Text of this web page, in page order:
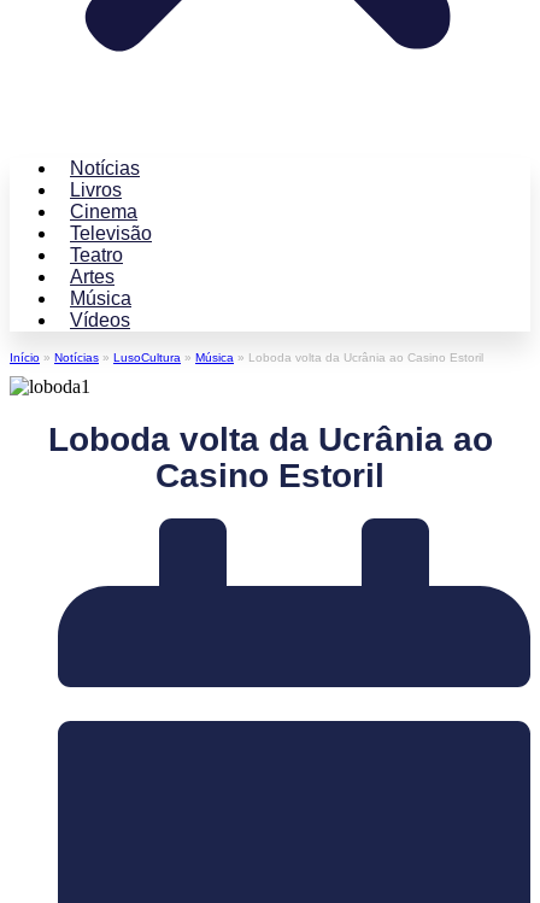
Notícias
Livros
Cinema
Televisão
Teatro
Artes
Música
Vídeos
Início » Notícias » LusoCultura » Música » Loboda volta da Ucrânia ao Casino Estoril
Loboda volta da Ucrânia ao
Casino Estoril